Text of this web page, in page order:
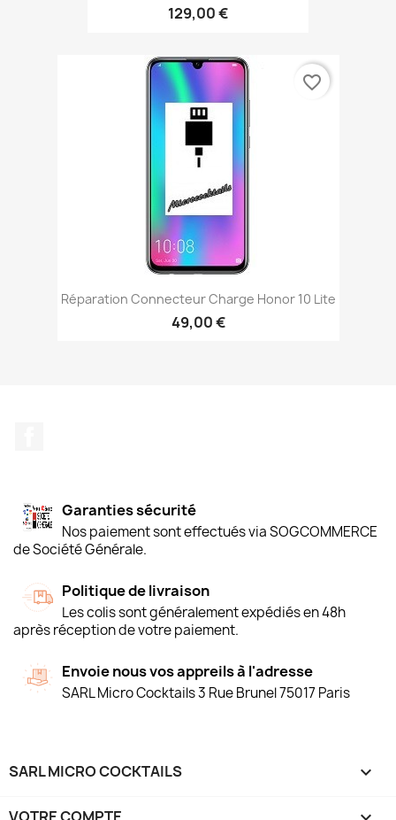
129,00 €
Réparation Connecteur Charge Honor 10 Lite
49,00 €
favorite_border
Garanties sécurité
Nos paiement sont effectués via SOGCOMMERCE
de Société Générale.
Politique de livraison
Les colis sont généralement expédiés en 48h
après réception de votre paiement.
Envoie nous vos appreils à l'adresse
SARL Micro Cocktails 3 Rue Brunel 75017 Paris
SARL MICRO COCKTAILS 